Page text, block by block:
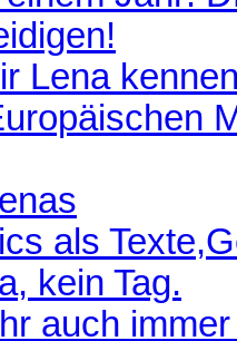
Lena
als
kein Tag.
auch